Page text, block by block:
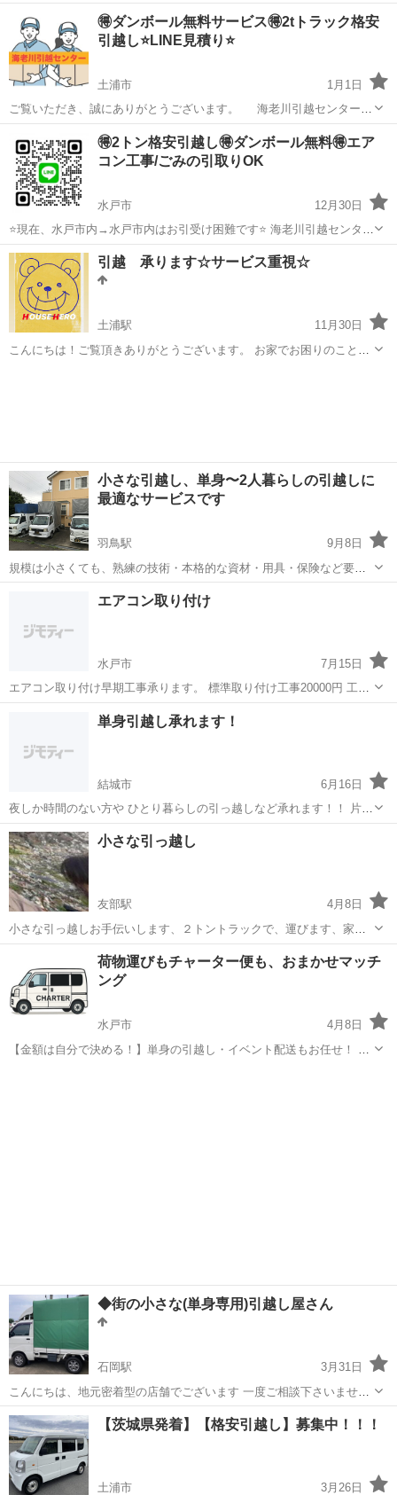
ら、ぜひ当社にお任せください！ 単身様〜ご家族様問わず承ります！
LINEでお見積り完結できます🙆‍♀️ ⬇️まずは公式LINEか電話にて無料...
引っ越し 無料
🉐ダンボール無料サービス🉐2tトラック格安
引越し⭐️LINE見積り⭐️
土浦市
1月1日
ご覧いただき、誠にありがとうございます。 海老川引越センターと
申します🙇🏻 まずは公式LINEまたは電話にて無料お見積りを！ 他社
様よりお値段に自信あります！ https://line.me/ti/p...
引っ越し 無料
🉐2トン格安引越し🉐ダンボール無料🉐エア
コン工事/ごみの引取りOK
水戸市
12月30日
⭐️現在、水戸市内→水戸市内はお引受け困難です⭐️ 海老川引越センター
と申します🙇🏻 【お客様からいただきましたアンケートです】
https://ibb.co/n0yYbpP https://ibb.co/j...
茨城 水戸市 引っ越し 無料
引越 承ります☆サービス重視☆
土浦駅
11月30日
こんにちは！ご覧頂きありがとうございます。 お家でお困りのことは
小さな引越し、単身〜2人暮らしの引越しに
最適なサービスです
羽鳥駅
9月8日
規模は小さくても、熟練の技術・本格的な資材・用具・保険など要件
を備えた引っ越し業者です。 家具の単品輸送のご要望にもお応えいた
します。（ファミリーサイズの大型家財のみの作業実績も増えまし
引っ越し
エアコン取り付け
水戸市
7月15日
エアコン取り付け早期工事承ります。 標準取り付け工事20000円 工事
エリア 水戸市 ひたちなか市 茨城町 那珂市
他ご相談ください。
水戸市 引っ越し 取り付け
単身引越し承れます！
結城市
6月16日
夜しか時間のない方や ひとり暮らしの引っ越しなど承れます！！ 片付
けなども可能です！ 気軽にお問い合わせ頂けたら幸いです！
茨城 結城市 引っ越し 単身引越し
小さな引っ越し
友部駅
4月8日
小さな引っ越しお手伝いします、２トントラックで、運びます、家具
の重い荷物、階段から降ろせないのは、ユニックで、降ろします、(現
場による)処分も、請け負いします、一度、電話、見積ください、
笠間市 友部駅 引っ越し ユニック
荷物運びもチャーター便も、おまかせマッチ
ング
水戸市
4月8日
【金額は自分で決める！】単身の引越し・イベント配送もお任せ！ 急
◆街の小さな(単身専用)引越し屋さん
石岡駅
3月31日
こんにちは、地元密着型の店舗でございます 一度ご相談下さいませ🙇‍♂️
◆軽トラック(荷室高さ1,700mm) 積みきり(350kg) ◆学生さん、単身赴
任の方、大歓迎！ ◆家具、家電、ソファー、単品配送可 ◆貸し倉庫か
ら...
茨城 石岡市 石岡駅 引っ越し 無料
【茨城県発着】【格安引越し】募集中！！！
土浦市
3月26日